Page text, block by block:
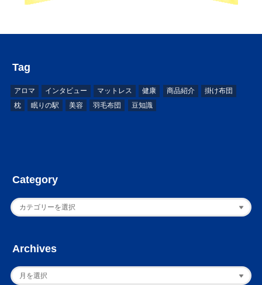
Tag
アロマ インタビュー マットレス 健康 商品紹介
掛け布団
枕
眠りの駅 美容 羽毛布団 豆知識
Category
Archives